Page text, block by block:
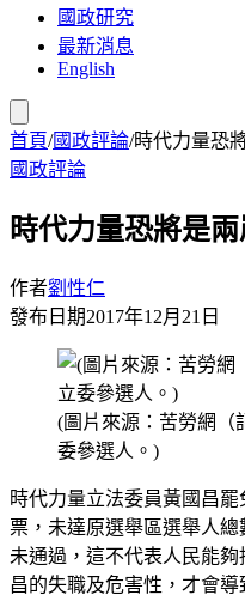
國政研究
最新消息
English
首頁/國政評論/時代力量恐
國政評論
時代力量恐將是
作者劉性仁
發布日期2017年12月21日
(圖片來源：苦勞網（
委參選人。)
時代力量立法委員黃國昌
票，未達原選舉區選舉人
未通過，這不代表人民能
昌的失職及危害性，才會